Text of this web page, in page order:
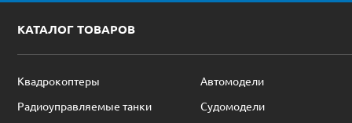
КАТАЛОГ ТОВАРОВ
Квадрокоптеры
Автомодели
Радиоуправляемые танки
Судомодели